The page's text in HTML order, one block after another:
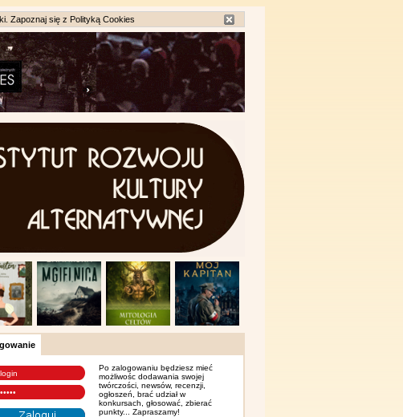
Zapoznaj się z Polityką Cookies
Po zalogowaniu będziesz mieć
możliwośc dodawania swojej
twórczości, newsów, recenzji,
ogłoszeń, brać udział w
konkursach, głosować, zbierać
punkty... Zapraszamy!